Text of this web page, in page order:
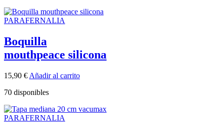
PARAFERNALIA
Boquilla
mouthpeace silicona
15,90 € Añadir al carrito
70 disponibles
PARAFERNALIA